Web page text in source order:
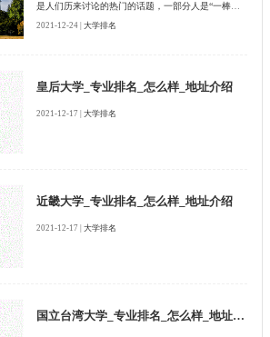
是人们历来讨论的热门的话题，一部分人是“一棒
子“结论者，留学=贵，一部分人还是会分地区、国
家、专业等不同角度来看，那你所认为的“贵”是哪
2021-12-24 | 大学排名
皇后大学_专业排名_怎么样_地址介绍
2021-12-17 | 大学排名
近畿大学_专业排名_怎么样_地址介绍
2021-12-17 | 大学排名
国立台湾大学_专业排名_怎么样_地址介绍